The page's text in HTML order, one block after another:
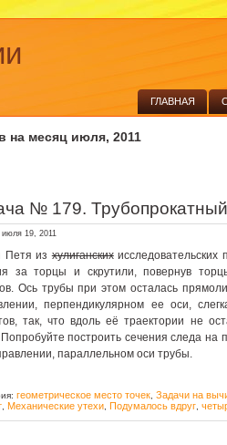
ГЛАВНАЯ
на месяц июля, 2011
№ 179.
июля 19, 2011
Петя изхулиганскихисследовательских
за торцы и скрутили, повернув
Ось трубы при этом осталась
перпендикулярном ее оси,
так, что вдоль её траектории не
построить сечения следа на
параллельном оси трубы.
геометрическое место точек Задачи на
Механические утехи Подумалось вдруг